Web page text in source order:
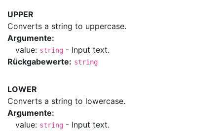
UPPER
Converts a string to uppercase.
Argumente:
value: string - Input text.
Rückgabewerte: string
LOWER
Converts a string to lowercase.
Argumente:
value: string - Input text.